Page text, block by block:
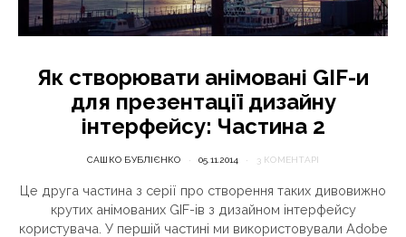
Як створювати анімовані GIF-и
для презентації дизайну
інтерфейсу: Частина 2
САШКО БУБЛІЄНКО 05.11.2014 3 КОМЕНТАРІ
Це друга частина з серії про створення таких дивовижно
крутих анімованих GIF-ів з дизайном інтерфейсу
користувача. У першій частині ми використовували Adobe